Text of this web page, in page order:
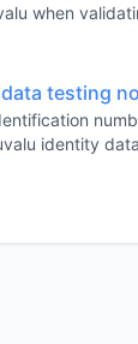
when
testing
identity